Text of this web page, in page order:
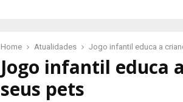
Home Atualidades Jogo infantil educa a
Jogo infantil educa
seus pets